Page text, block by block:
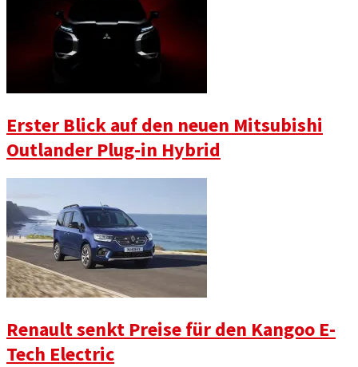
Erster Blick auf den neuen Mitsubishi
Outlander Plug-in Hybrid
Renault senkt Preise für den Kangoo E-
Tech Electric